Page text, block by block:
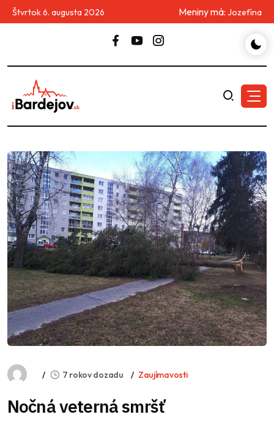
Štvrtok 6. augusta 2026 Meniny má: Jozefína
7 rokov dozadu Zaujímavosti
Nočná veterná smršť